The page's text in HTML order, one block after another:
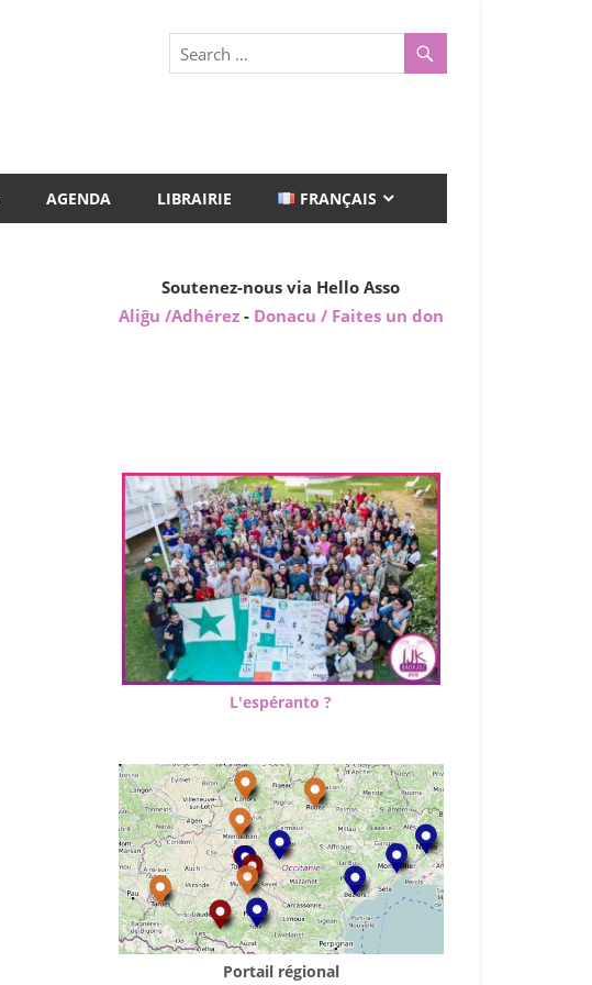
AGENDA LIBRAIRIE FRANÇAIS
Soutenez-nous via Hello Asso
Aliĝu /Adhérez - Donacu / Faites un don
L'espéranto ?
Portail régional